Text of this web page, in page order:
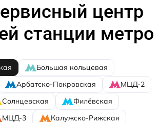
центр
станции метро
Большая кольцевая
Арбатско-Покровская
МЦД-2
Солнцевская
Филёвская
МЦД-3
Калужско-Рижская